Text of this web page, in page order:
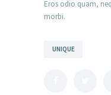
Eros odio quam,
morbi.
UNIQUE